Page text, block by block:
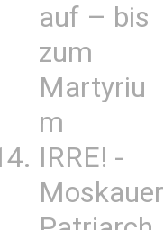
auf – bis
zum
Martyriu
m
IRRE! -
Moskauer